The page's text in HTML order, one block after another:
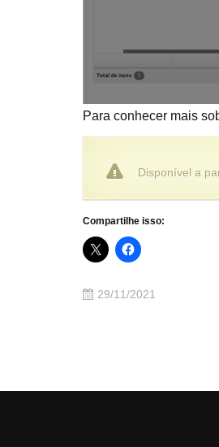
Para conhecer mais
Disponível a
Compartilhe isso:
29/11/2021